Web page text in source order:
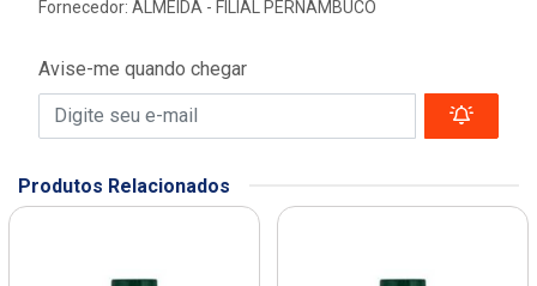
Fornecedor: ALMEIDA - FILIAL PERNAMBUCO
Avise-me quando chegar
Produtos Relacionados